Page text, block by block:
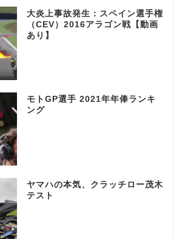
大炎上事故発生：スペイン選手権
（CEV）2016アラゴン戦【動画
あり】
モトGP選手 2021年年俸ランキ
ング
ヤマハの本気、クラッチロー茂木
テスト